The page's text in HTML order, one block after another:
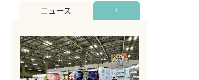
ニュース +